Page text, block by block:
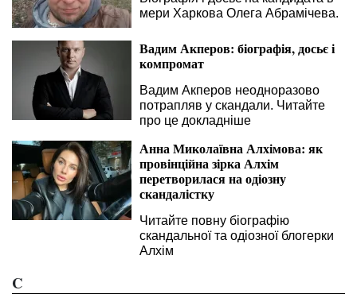
мери Харкова Олега Абрамічева.
Вадим Акперов: біографія, досьє і
компромат
Вадим Акперов неодноразово
потрапляв у скандали. Читайте
про це докладніше
Анна Миколаївна Алхімова: як
провінційна зірка Алхім
перетворилася на одіозну
скандалістку
Читайте повну біографію
скандальної та одіозної блогерки
Алхім
C